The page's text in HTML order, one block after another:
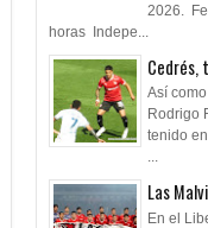
2026.
horas Indepe...
Cedrés,
Así
Rodrigo
tenido
...
Las
En el